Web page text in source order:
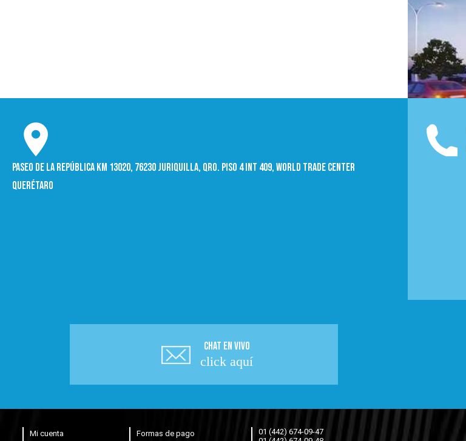
Paseo de la República Km 13020, 76230 Juriquilla, Qro. Piso 4 int 409, World trade Center
Querétaro
CHAT EN VIVO
click aquí
Mi cuenta
Formas de pago
01 (442) 674-09-47